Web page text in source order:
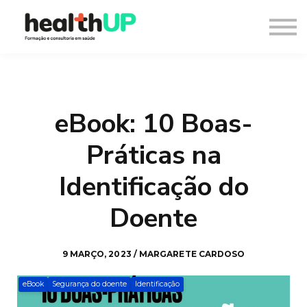
Blog
Registar
eBook: 10 Boas-
Práticas na
Identificação do
Doente
9 MARÇO, 2023 / MARGARETE CARDOSO
eBook Segurança do doente Identificação